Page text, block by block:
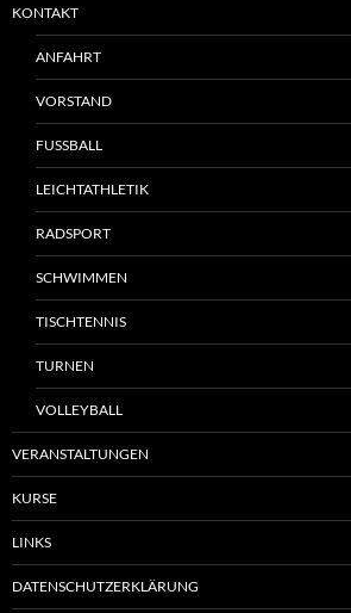
KONTAKT
ANFAHRT
VORSTAND
FUSSBALL
LEICHTATHLETIK
RADSPORT
SCHWIMMEN
TISCHTENNIS
TURNEN
VOLLEYBALL
VERANSTALTUNGEN
KURSE
LINKS
DATENSCHUTZERKLÄRUNG